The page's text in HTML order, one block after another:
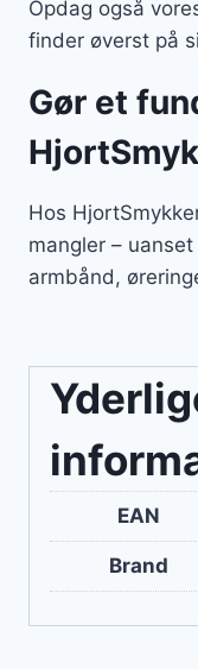
Opdag også
finder øverst på
Gør et
Hos
mangler –
armbånd,
EAN
Brand